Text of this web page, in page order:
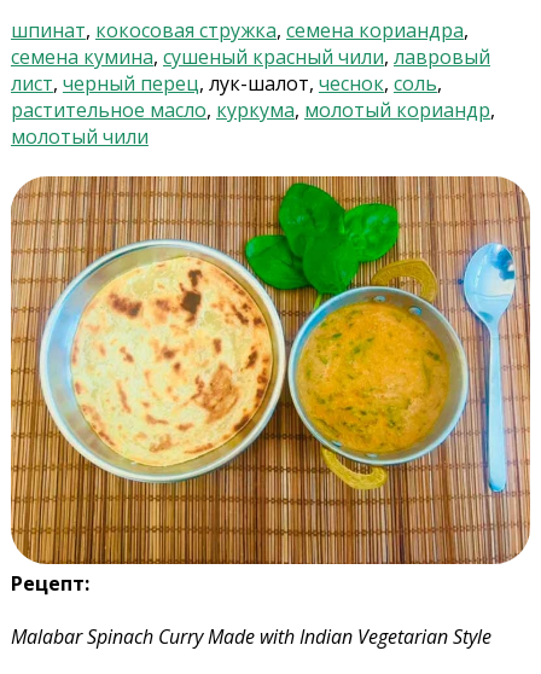
шпинат, кокосовая стружка, семена кориандра,
семена кумина, сушеный красный чили, лавровый
лист, черный перец, лук-шалот, чеснок, соль,
растительное масло, куркума, молотый кориандр,
молотый чили
Рецепт:
Malabar Spinach Curry Made with Indian Vegetarian Style